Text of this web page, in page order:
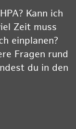
Kann ich
Zeit muss
einplanen?
Fragen rund
du in den